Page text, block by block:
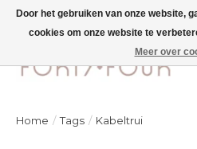
Ontdek de nieuwe najaarscollectie nu in
Home / Tags / Kabeltrui
Door het gebruiken van onze website,
cookies om onze website te
Meer over